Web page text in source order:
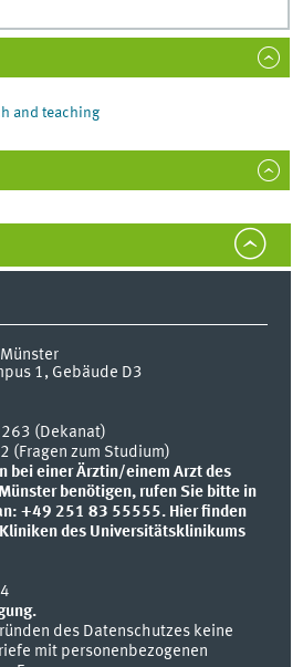
and teaching
1, Gebäude D3
(Dekanat)
(Fragen zum Studium)
bei einer Ärztin/einem Arzt des
benötigen, rufen Sie bitte in
+49 251 83 55555. Hier finden
des Universitätsklinikums
des Datenschutzes keine
mit personenbezogenen